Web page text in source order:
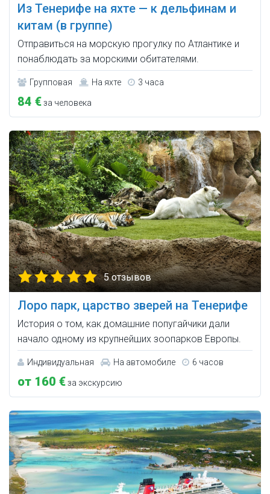
Из Тенерифе на яхте — к дельфинам и
китам (в группе)
Отправиться на морскую прогулку по Атлантике и
понаблюдать за морскими обитателями.
Групповая На яхте 3 часа
84 €за человека
5 отзывов
Лоро парк, царство зверей на Тенерифе
История о том, как домашние попугайчики дали
начало одному из крупнейших зоопарков Европы.
Индивидуальная На автомобиле 6 часов
от 160 €за экскурсию